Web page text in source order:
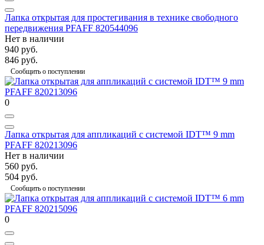
Лапка открытая для простегивания в технике свободного
передвижения PFAFF 820544096
Нет в наличии
940 руб.
846 руб.
Сообщить о поступлении
0
Лапка открытая для аппликаций с системой IDT™ 9 mm
PFAFF 820213096
Нет в наличии
560 руб.
504 руб.
Сообщить о поступлении
0